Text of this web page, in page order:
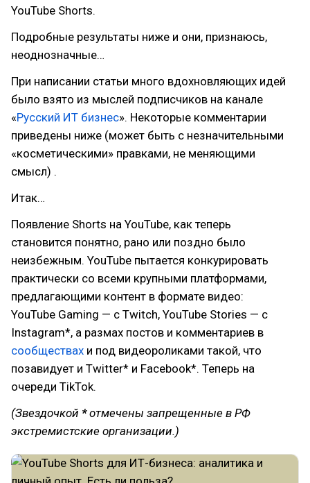
YouTube Shorts.
Подробные результаты ниже и они, признаюсь,
неоднозначные…
При написании статьи много вдохновляющих идей
было взято из мыслей подписчиков на канале
«Русский ИТ бизнес». Некоторые комментарии
приведены ниже (может быть с незначительными
«косметическими» правками, не меняющими
смысл) .
Итак…
Появление Shorts на YouTube, как теперь
становится понятно, рано или поздно было
неизбежным. YouTube пытается конкурировать
практически со всеми крупными платформами,
предлагающими контент в формате видео:
YouTube Gaming — с Twitch, YouTube Stories — с
Instagram*, а размах постов и комментариев в
сообществах и под видеороликами такой, что
позавидует и Twitter* и Facebook*. Теперь на
очереди TikTok.
(Звездочкой *отмечены запрещенные в РФ
экстремистские организации.)